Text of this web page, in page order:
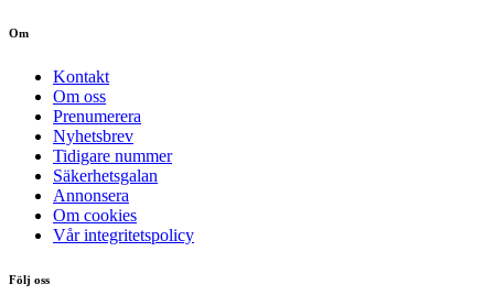
Om
Kontakt
Om oss
Prenumerera
Nyhetsbrev
Tidigare nummer
Säkerhetsgalan
Annonsera
Om cookies
Vår integritetspolicy
Följ oss